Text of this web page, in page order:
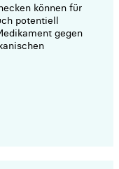
können für
potentiell
gegen